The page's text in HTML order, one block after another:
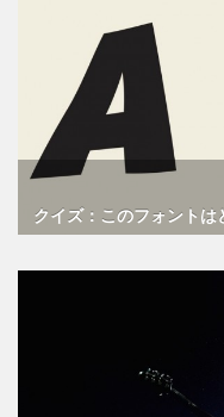
クイズ：このフォントは